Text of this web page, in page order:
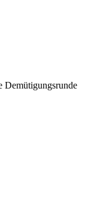
Demütigungsrunde